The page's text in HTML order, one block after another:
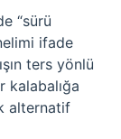
“sürü
ifade
ters yönlü
kalabalığa
alternatif